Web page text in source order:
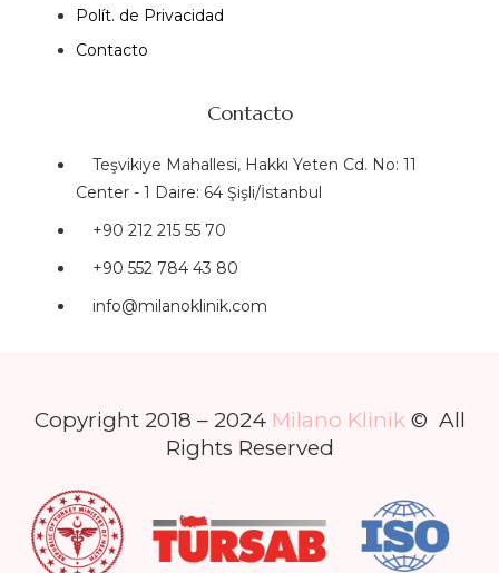
Polít. de Privacidad
Contacto
Contacto
Teşvikiye Mahallesi, Hakkı Yeten Cd. No: 11
Center - 1 Daire: 64 Şişli/İstanbul
+90 212 215 55 70
+90 552 784 43 80
info@milanoklinik.com
Copyright 2018 – 2024 Milano Klinik© All
Rights Reserved